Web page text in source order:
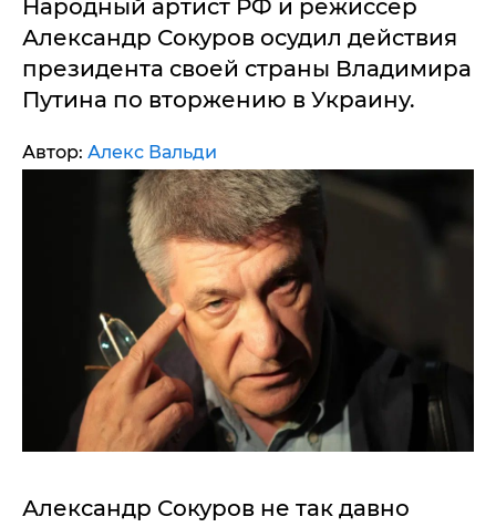
Народный артист РФ и режиссер
Александр Сокуров осудил действия
президента своей страны Владимира
Путина по вторжению в Украину.
Автор: Алекс Вальди
Александр Сокуров не так давно